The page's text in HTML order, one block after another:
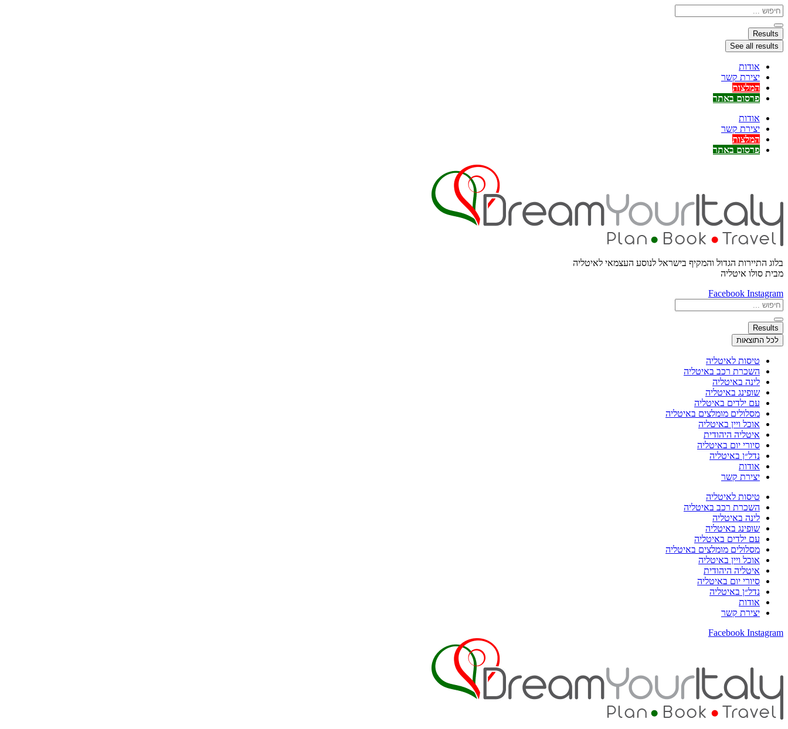
דלג
לתוכן
Search
...
Results
See all results
אודות
יצירת קשר
המלצות
פרסום באתר
אודות
יצירת קשר
המלצות
פרסום באתר
בלוג התיירות הגדול והמקיף בישראל לנוסע העצמאי לאיטליה
מבית סולו איטליה
Facebook Instagram
Search
...
Results
לכל התוצאות
טיסות לאיטליה
השכרת רכב באיטליה
לינה באיטליה
שופינג באיטליה
עם ילדים באיטליה
מסלולים מומלצים באיטליה
אוכל ויין באיטליה
איטליה היהודית
סיורי יום באיטליה
נדל״ן באיטליה
אודות
יצירת קשר
טיסות לאיטליה
השכרת רכב באיטליה
לינה באיטליה
שופינג באיטליה
עם ילדים באיטליה
מסלולים מומלצים באיטליה
אוכל ויין באיטליה
איטליה היהודית
סיורי יום באיטליה
נדל״ן באיטליה
אודות
יצירת קשר
Facebook Instagram